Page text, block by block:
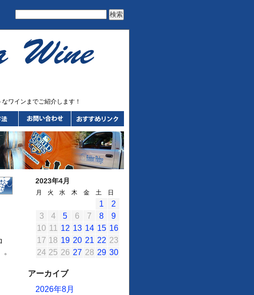
ワインまでご紹介します！
2023年4月
月 火 水 木 金 土 日
1
2
3
4 5 6 7 8
9
10 11 12 13 14 15 16
17 18 19 20 21 22 23
24 25 26 27 28 29 30
アーカイブ
2026年8月